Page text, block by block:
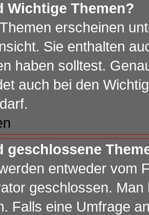
Wichtige Themen?
erscheinen
Sie enthalten
haben solltest.
auch bei den
geschlossene
entweder vom
geschlossen.
Falls eine Umfrage